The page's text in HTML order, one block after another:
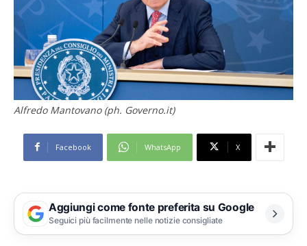
Alfredo Mantovano (ph. Governo.it)
Facebook WhatsApp X
Aggiungi come fonte preferita su Google
Seguici più facilmente nelle notizie consigliate